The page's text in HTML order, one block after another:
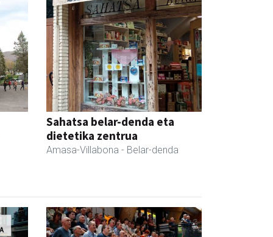
Sahatsa belar-denda eta
dietetika zentrua
Amasa-Villabona - Belar-denda